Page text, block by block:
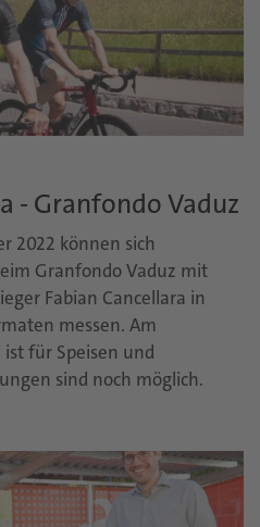
- Granfondo Vaduz
2022 können sich
Granfondo Vaduz mit
Fabian Cancellara in
messen. Am
für Speisen und
sind noch möglich.